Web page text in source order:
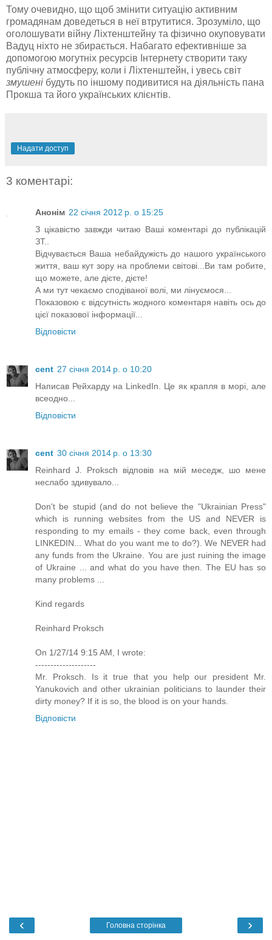
Тому очевидно, що щоб змінити ситуацію активним
громадянам доведеться в неї втрутитися. Зрозуміло, що
оголошувати війну Ліхтенштейну та фізично окуповувати
Вадуц ніхто не збирається. Набагато ефективніше за
допомогою могутніх ресурсів Інтернету створити таку
публічну атмосферу, коли і Ліхтенштейн, і увесь світ
змушені будуть по іншому подивитися на діяльність пана
Прокша та його українських клієнтів.
Надати доступ
3 коментарі:
Анонім 22 січня 2012 р. о 15:25
З цікавістю завжди читаю Ваші коментарі до публікацій
ЗТ..
Відчувається Ваша небайдужість до нашого українського
життя, ваш кут зору на проблеми світові...Ви там робите,
що можете, але дієте, дієте!
А ми тут чекаємо сподіваної волі, ми лінуємося...
Показовою є відсутність жодного коментаря навіть ось до
цієї показової інформації...
Відповісти
cent 27 січня 2014 р. о 10:20
Написав Рейхарду на LinkedIn. Це як крапля в морі, але
всеодно...
Відповісти
cent 30 січня 2014 р. о 13:30
Reinhard J. Proksch відповів на мій меседж, шо мене
неслабо здивувало...
Don't be stupid (and do not believe the "Ukrainian Press"
which is running websites from the US and NEVER is
responding to my emails - they come back, even through
LINKEDIN... What do you want me to do?). We NEVER had
any funds from the Ukraine. You are just ruining the image
of Ukraine ... and what do you have then. The EU has so
many problems ...
Kind regards
Reinhard Proksch
On 1/27/14 9:15 AM, I wrote:
--------------------
Mr. Proksch. Is it true that you help our president Mr.
Yanukovich and other ukrainian politicians to launder their
dirty money? If it is so, the blood is on your hands.
Відповісти
‹ ›
Головна сторінка